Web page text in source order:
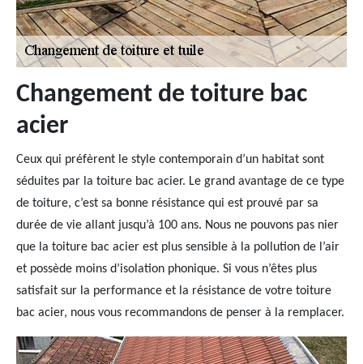
Changement de toiture bac
acier
Ceux qui préfèrent le style contemporain d’un habitat sont
séduites par la toiture bac acier. Le grand avantage de ce type
de toiture, c’est sa bonne résistance qui est prouvé par sa
durée de vie allant jusqu’à 100 ans. Nous ne pouvons pas nier
que la toiture bac acier est plus sensible à la pollution de l’air
et possède moins d’isolation phonique. Si vous n’êtes plus
satisfait sur la performance et la résistance de votre toiture
bac acier, nous vous recommandons de penser à la remplacer.